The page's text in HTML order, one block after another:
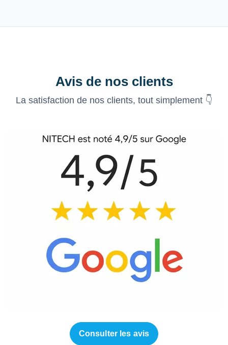
Avis de nos clients
La satisfaction de nos clients, tout simplement 👇
Consulter les avis